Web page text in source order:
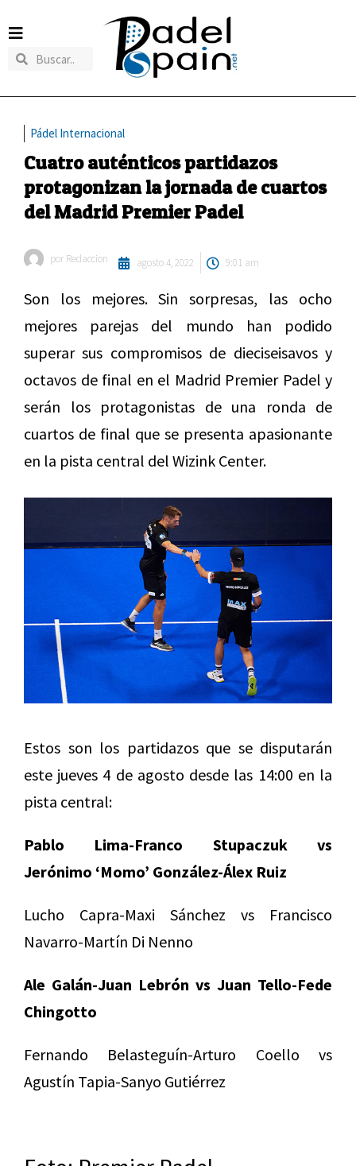
Pádel Internacional
Cuatro auténticos partidazos
protagonizan la jornada de cuartos
del Madrid Premier Padel
por Redaccion agosto 4, 2022 9:01 am
Son los mejores. Sin sorpresas, las ocho
mejores parejas del mundo han podido
superar sus compromisos de dieciseisavos y
octavos de final en el Madrid Premier Padel y
serán los protagonistas de una ronda de
cuartos de final que se presenta apasionante
en la pista central del Wizink Center.
Estos son los partidazos que se disputarán
este jueves 4 de agosto desde las 14:00 en la
pista central:
Pablo Lima-Franco Stupaczuk vs
Jerónimo ‘Momo’ González-Álex Ruiz
Lucho Capra-Maxi Sánchez vs Francisco
Navarro-Martín Di Nenno
Ale Galán-Juan Lebrón vs Juan Tello-Fede
Chingotto
Fernando Belasteguín-Arturo Coello vs
Agustín Tapia-Sanyo Gutiérrez